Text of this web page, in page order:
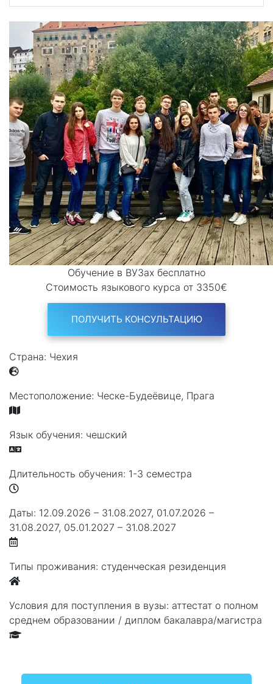
Обучение в ВУЗах бесплатно
Стоимость языкового курса от 3350€
ПОЛУЧИТЬ КОНСУЛЬТАЦИЮ
Страна: Чехия
Местоположение: Ческе-Будеёвице, Прага
Язык обучения: чешский
Длительность обучения: 1-3 семестра
Даты: 12.09.2026 – 31.08.2027, 01.07.2026 –
31.08.2027, 05.01.2027 – 31.08.2027
Типы проживания: cтуденческая резиденция
Условия для поступления в вузы: аттестат о полном
среднем образовании / диплом бакалавра/магистра